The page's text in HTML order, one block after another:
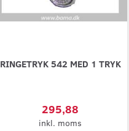
RINGETRYK 542 MED 1 TRYK
295,88
inkl. moms